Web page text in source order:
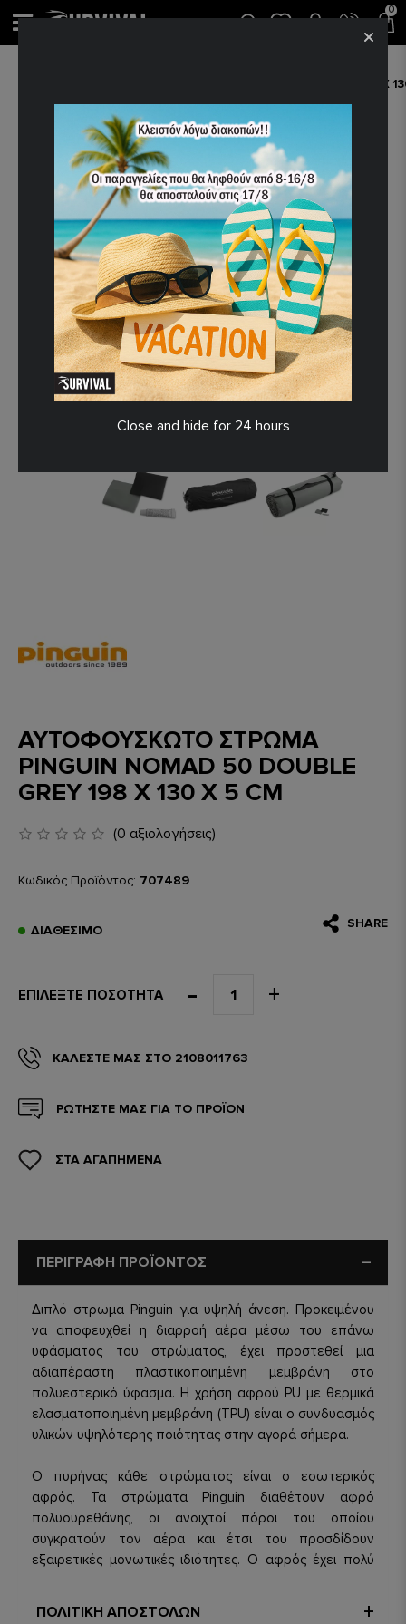
0
ΦΟΥΣΚΩΤΟ ΣΤΡΩΜΑ PINGUIN NOMAD 50 DOUBLE GREY 198 X
ΑΥΤΟΦΟΥΣΚΩΤΟ ΣΤΡΩΜΑ
PINGUIN NOMAD 50 DOUBLE
GREY 198 X 130 X 5 CM
(0 αξιολογήσεις)
Κωδικός Προϊόντος: 707489
ΔΙΑΘΈΣΙΜΟ SHARE
ΕΠΙΛΈΞΤΕ ΠΟΣΌΤΗΤΑ
ΚΑΛΈΣΤΕ ΜΑΣ ΣΤΟ 2108011763
ΣΤΑ ΑΓΑΠΗΜΕΝΑ
ΡΩΤΗΣΤΕ ΜΑΣ ΓΙΑ ΤΟ ΠΡΟΪΟΝ
ΠΕΡΙΓΡΑΦΗ ΠΡΟΪΟΝΤΟΣ
Διπλό στρωμα Pinguin για υψηλή άνεση. Προκειμένου
να αποφευχθεί η διαρροή αέρα μέσω του επάνω
υφάσματος του στρώματος, έχει προστεθεί μια
αδιαπέραστη πλαστικοποιημένη μεμβράνη στο
πολυεστερικό ύφασμα. Η χρήση αφρού PU με θερμικά
ελασματοποιημένη μεμβράνη (TPU) είναι ο συνδυασμός
υλικών υψηλότερης ποιότητας στην αγορά σήμερα.
Ο πυρήνας κάθε στρώματος είναι ο εσωτερικός
αφρός. Τα στρώματα Pinguin διαθέτουν αφρό
πολυουρεθάνης, οι ανοιχτοί πόροι του οποίου
συγκρατούν τον αέρα και έτσι του προσδίδουν
εξαιρετικές μονωτικές ιδιότητες. Ο αφρός έχει πολύ
ΠΟΛΙΤΙΚΗ ΑΠΟΣΤΟΛΩΝ
Close and hide for 24 hours